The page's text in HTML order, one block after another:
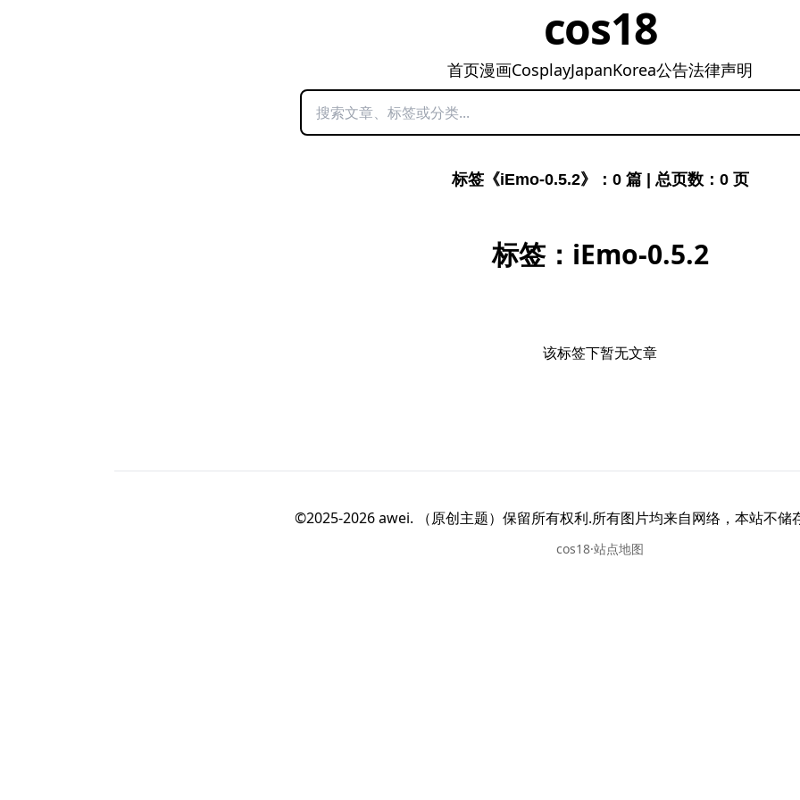
cos18
首页漫画CosplayJapanKorea公告法律声明
标签《iEmo-0.5.2》：0 篇 | 总页数：0 页
标签：iEmo-0.5.2
该标签下暂无文章
©2025-2026 awei. （原创主题）保留所有权利.所有图片均来自网络，本站不储
cos18·站点地图